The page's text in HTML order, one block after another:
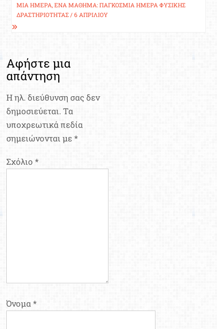
ΜΊΑ ΗΜΈΡΑ, ΈΝΑ ΜΆΘΗΜΑ: ΠΑΓΚΌΣΜΙΑ ΗΜΈΡΑ ΦΥΣΙΚΉΣ
ΔΡΑΣΤΗΡΙΌΤΗΤΑΣ / 6 ΑΠΡΙΛΊΟΥ
Αφήστε μια
απάντηση
Η ηλ. διεύθυνση σας δεν
δημοσιεύεται. Τα
υποχρεωτικά πεδία
σημειώνονται με*
Σχόλιο*
Όνομα*